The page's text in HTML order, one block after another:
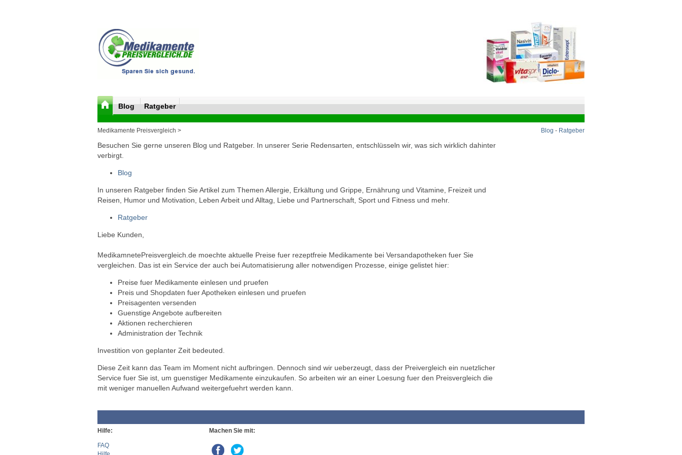
Blog Ratgeber
Medikamente Preisvergleich > Blog - Ratgeber
Besuchen Sie gerne unseren Blog und Ratgeber. In unserer Serie Redensarten, entschlüsseln wir, was sich wirklich dahinter
verbirgt.
Blog
In unseren Ratgeber finden Sie Artikel zum Themen Allergie, Erkältung und Grippe, Ernährung und Vitamine, Freizeit und
Reisen, Humor und Motivation, Leben Arbeit und Alltag, Liebe und Partnerschaft, Sport und Fitness und mehr.
Ratgeber
Liebe Kunden,
MedikamnetePreisvergleich.de moechte aktuelle Preise fuer rezeptfreie Medikamente bei Versandapotheken fuer Sie
vergleichen. Das ist ein Service der auch bei Automatisierung aller notwendigen Prozesse, einige gelistet hier:
Preise fuer Medikamente einlesen und pruefen
Preis und Shopdaten fuer Apotheken einlesen und pruefen
Preisagenten versenden
Guenstige Angebote aufbereiten
Aktionen recherchieren
Administration der Technik
Investition von geplanter Zeit bedeuted.
Diese Zeit kann das Team im Moment nicht aufbringen. Dennoch sind wir ueberzeugt, dass der Preivergleich ein nuetzlicher
Service fuer Sie ist, um guenstiger Medikamente einzukaufen. So arbeiten wir an einer Loesung fuer den Preisvergleich die
mit weniger manuellen Aufwand weitergefuehrt werden kann.
Hilfe:
FAQ
Machen Sie mit: